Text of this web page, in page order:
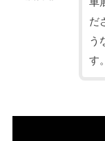
だ
う
す。